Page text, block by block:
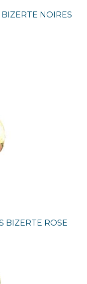
BIZERTE NOIRES
BIZERTE ROSE